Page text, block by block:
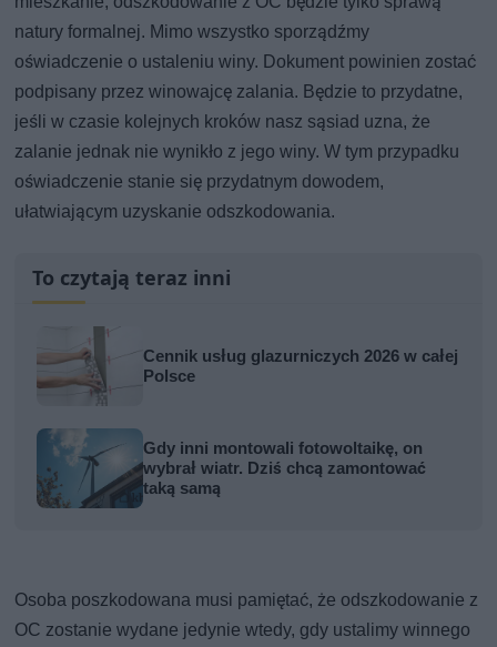
natury formalnej. Mimo wszystko sporządźmy
oświadczenie o ustaleniu winy. Dokument powinien zostać
podpisany przez winowajcę zalania. Będzie to przydatne,
jeśli w czasie kolejnych kroków nasz sąsiad uzna, że
zalanie jednak nie wynikło z jego winy. W tym przypadku
oświadczenie stanie się przydatnym dowodem,
ułatwiającym uzyskanie odszkodowania.
To czytają teraz inni
Cennik usług glazurniczych 2026 w całej
Polsce
Gdy inni montowali fotowoltaikę, on
wybrał wiatr. Dziś chcą zamontować
taką samą
Osoba poszkodowana musi pamiętać, że odszkodowanie z
OC zostanie wydane jedynie wtedy, gdy ustalimy winnego